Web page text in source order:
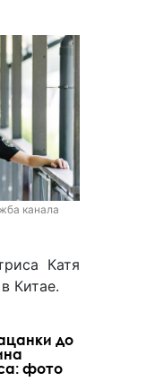
канала
Катя
Китае.
до
фото